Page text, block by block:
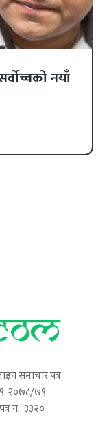
नयाँ
समाचार पत्र
२०७८/७९
न.: ३३२०